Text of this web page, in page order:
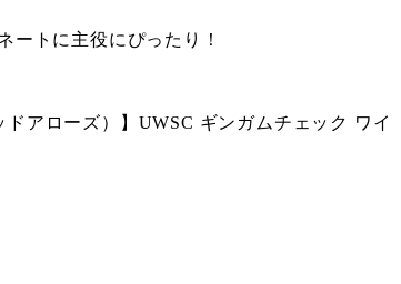
ートに主役にぴったり！
ドアローズ）】UWSC ギンガムチェック ワイ